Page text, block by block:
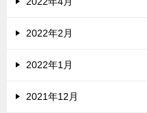
2022年2月
2022年1月
2021年12月